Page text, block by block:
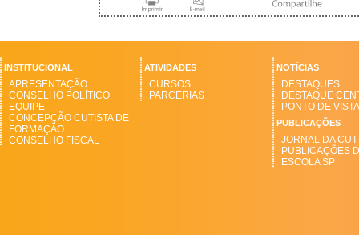
INSTITUCIONAL
APRESENTAÇÃO
CONSELHO POLÍTICO
EQUIPE
CONCEPÇÃO CUTISTA DE
FORMAÇÃO
CONSELHO FISCAL
ATIVIDADES
CURSOS
PARCERIAS
NOTÍCIAS
DESTAQUES
DESTAQUE
PONTO DE VISTA
PUBLICAÇÕES
JORNAL DA CUT
PUBLICAÇÕES
ESCOLA SP